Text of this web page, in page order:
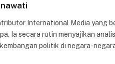
International Media yang
Ia secara rutin menyajikan
politik di negara-